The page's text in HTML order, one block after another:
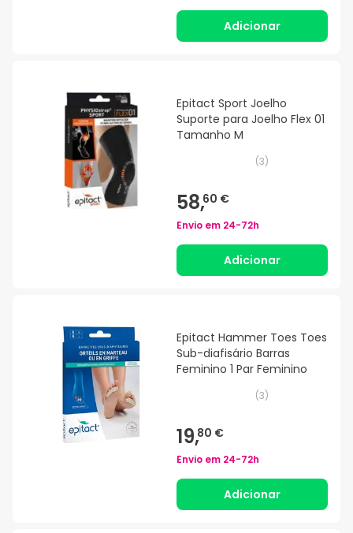
Adicionar
Epitact Sport Joelho
Suporte para Joelho Flex 01
Tamanho M
(3)
58,60 €
Envio em 24-72h
Adicionar
Epitact Hammer Toes Toes
Sub-diafisário Barras
Feminino 1 Par Feminino
(3)
19,80 €
Envio em 24-72h
Adicionar